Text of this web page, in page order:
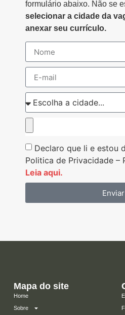
formulário abaixo. Não se
selecionar a cidade da
anexar seu currículo.
Declaro que li e estou
Politica de Privacidade –
Leia aqui.
Enviar
Mapa do site
Home
Sobre